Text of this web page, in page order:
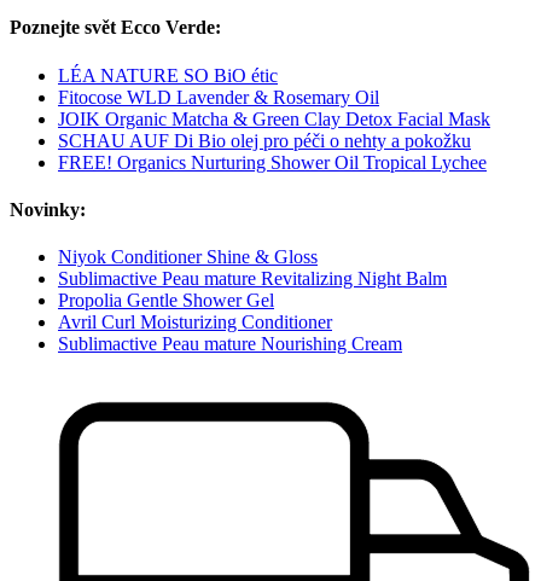
Poznejte svět Ecco Verde:
LÉA NATURE SO BiO étic
Fitocose WLD Lavender & Rosemary Oil
JOIK Organic Matcha & Green Clay Detox Facial Mask
SCHAU AUF Di Bio olej pro péči o nehty a pokožku
FREE! Organics Nurturing Shower Oil Tropical Lychee
Novinky:
Niyok Conditioner Shine & Gloss
Sublimactive Peau mature Revitalizing Night Balm
Propolia Gentle Shower Gel
Avril Curl Moisturizing Conditioner
Sublimactive Peau mature Nourishing Cream